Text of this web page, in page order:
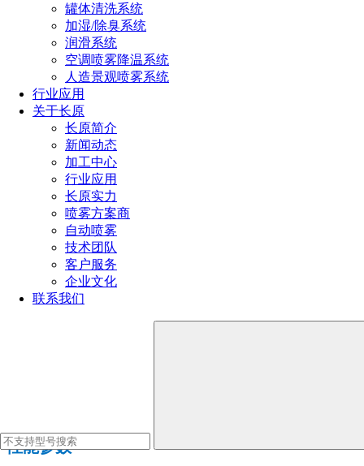
罐体清洗系统
加湿/除臭系统
润滑系统
空调喷雾降温系统
人造景观喷雾系统
行业应用
关于长原
长原简介
新闻动态
加工中心
行业应用
长原实力
喷雾方案商
自动喷雾
技术团队
客户服务
企业文化
联系我们
性能参数